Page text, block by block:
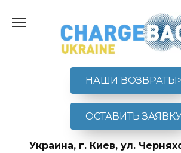
содержанию
НАШИ
ОСТАВИТЬ
Украина, г. Киев, ул.